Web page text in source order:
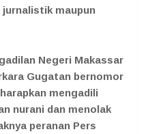
jurnalistik maupun
Negeri Makassar
Gugatan bernomor
mengadili
nurani dan menolak
peranan Pers